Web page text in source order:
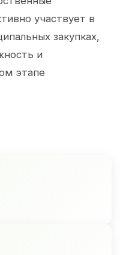
участвует в
закупках,
и
этапе